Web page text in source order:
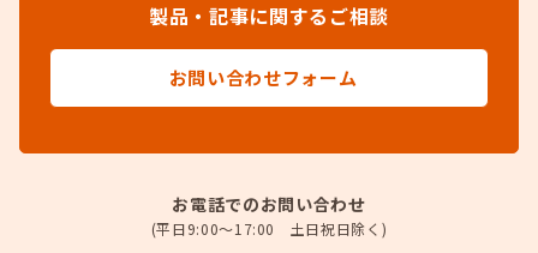
製品・記事に関するご相談
お問い合わせフォーム
お電話でのお問い合わせ
(平日9:00～17:00 土日祝日除く)